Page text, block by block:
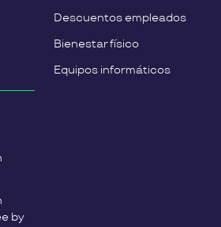
by
Descuentos empleados
Bienestar físico
Equipos informáticos